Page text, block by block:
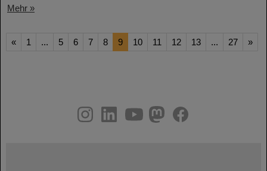
Mehr »
« 1 ... 5 6 7 8 9 10 11 12 13 ... 27 »
youtube
helmholtz.social
facebook